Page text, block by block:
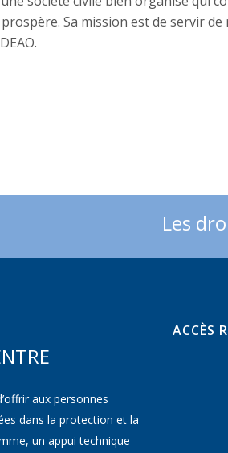
Sa mission est de servir de
Les
aux personnes
dans la protection et la
un appui technique
ACCÈS